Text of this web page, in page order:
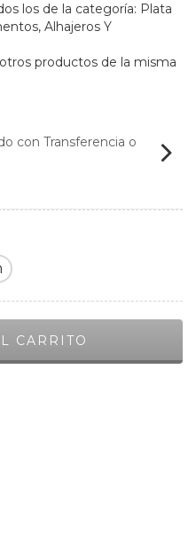
los de la categoría: Plata
Alhajeros Y
productos de la misma
con Transferencia o